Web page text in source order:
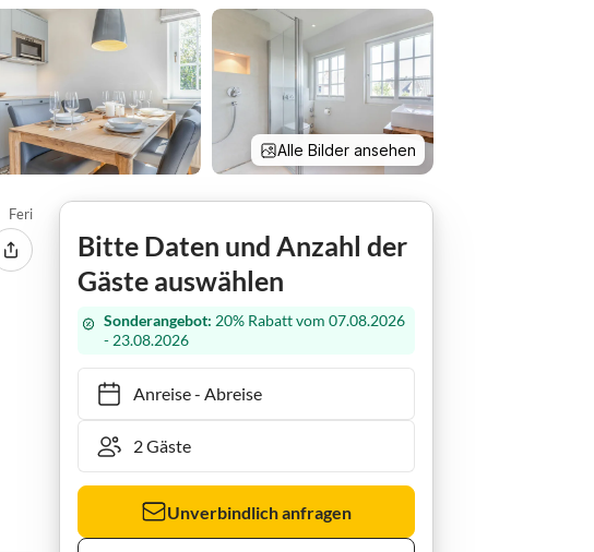
Alle Bilder ansehen
Ferienwohnung Kamp 28
Bitte Daten und Anzahl der
Gäste auswählen
Sonderangebot: 20% Rabatt vom 07.08.2026
- 23.08.2026
Anreise- Abreise
Unverbindlich anfragen